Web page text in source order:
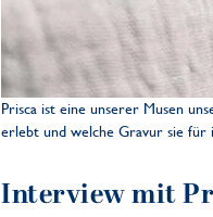
Prisca ist eine unserer Musen
erlebt und welche Gravur sie für
Interview mit